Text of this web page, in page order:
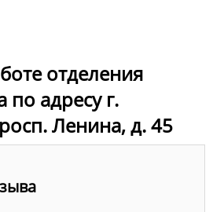
отделения
по адресу г.
Ленина, д. 45